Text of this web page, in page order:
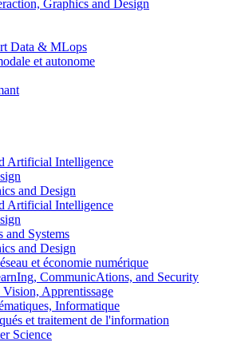
Graphics and Design
Data & MLops
et autonome
Artificial Intelligence
and Design
Artificial Intelligence
Systems
and Design
et économie numérique
CommunicAtions, and Security
Apprentissage
Informatique
et traitement de l'information
Science